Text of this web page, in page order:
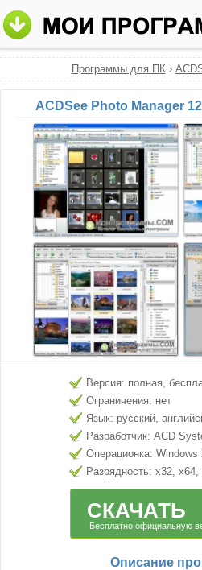
Программы для ПК›
ACDSee Photo Manager
Версия: полная,
Ограничения: нет
Язык: русский,
Разработчик: ACD
Inc.
Операционка:
Разрядность: x32,
СКАЧАТЬ
Бесплатно официальную
Описание